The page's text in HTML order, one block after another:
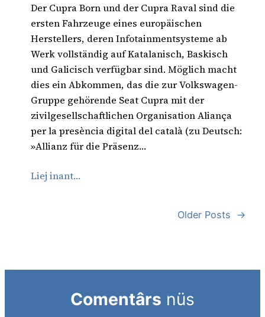
Der Cupra Born und der Cupra Raval sind die
ersten Fahrzeuge eines europäischen
Herstellers, deren Infotainmentsysteme ab
Werk vollständig auf Katalanisch, Baskisch
und Galicisch verfügbar sind. Möglich macht
dies ein Abkommen, das die zur Volkswagen-
Gruppe gehörende Seat Cupra mit der
zivilgesellschaftlichen Organisation Aliança
per la presència digital del català (zu Deutsch:
»Allianz für die Präsenz…
Liej inant…
Older Posts →
Comentârs nüs